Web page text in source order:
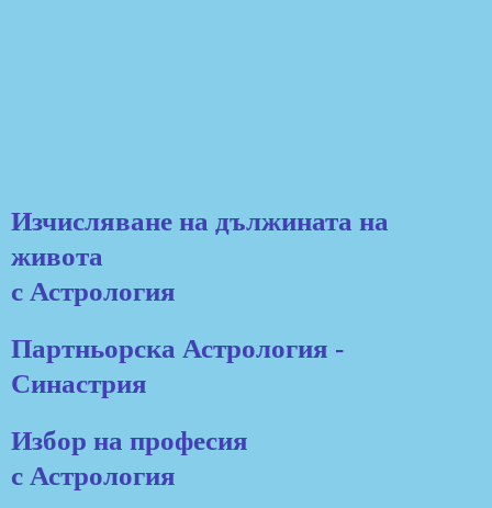
Изчисляване на дължината на
живота
с Астрология
Партньорска Астрология -
Синастрия
Избор на професия
с Астрология